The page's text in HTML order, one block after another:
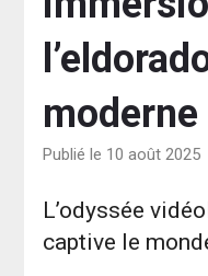
moderne
Publié le 10 août 2025
L’odyssée
captive le